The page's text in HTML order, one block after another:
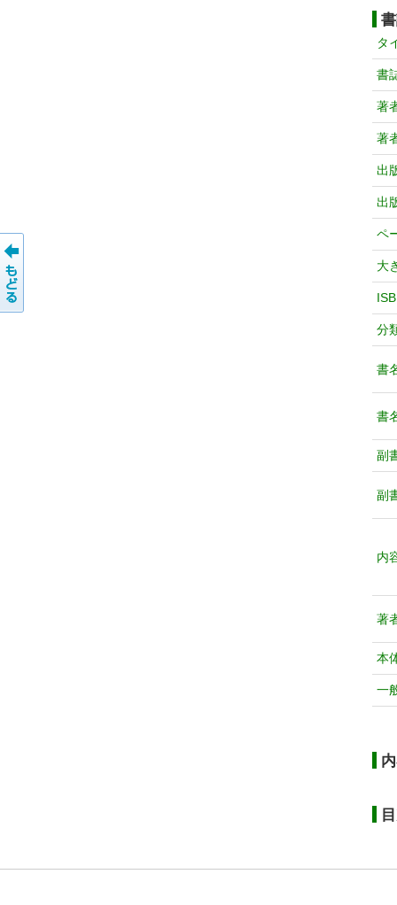
タ
書
著
著
出
出
ペ
大
分
書
書
副
副
内
著
本
一